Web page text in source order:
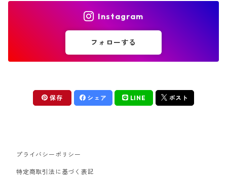
Instagram
フォローする
保存 シェア LINE ポスト
プライバシーポリシー
特定商取引法に基づく表記